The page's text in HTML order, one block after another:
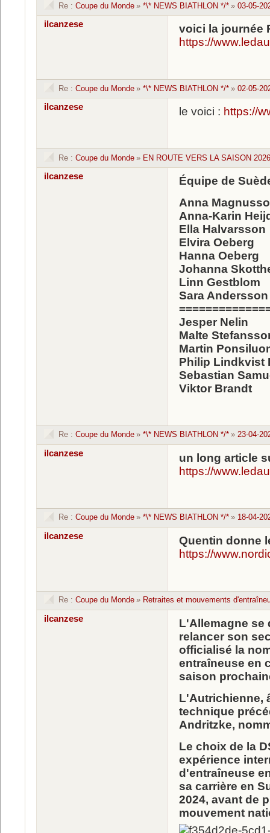
Re : Coupe du Monde » *\* NEWS BIATHLON */* » 03-05-
ilcanzese
voici la journée
https://
Re : Coupe du Monde » *\* NEWS BIATHLON */* » 02-05-
ilcanzese le voici : https://
Re : Coupe du Monde » EN ROUTE VERS LA SAISON
ilcanzese
Équipe de
Anna
Anna-Karin
Ella Halvarsson
Elvira Oeberg
Hanna Oeberg
Johanna
Linn Gestblom
Sara Andersson
Jesper Nelin
Malte
Martin
Philip Lindkvist
Sebastian
Viktor Brandt
Re : Coupe du Monde » *\* NEWS BIATHLON */* » 23-04-
ilcanzese
un long article
https://
Re : Coupe du Monde » *\* NEWS BIATHLON */* » 18-04-
ilcanzese
Quentin donne
https://
Re : Coupe du Monde » Retraites et mouvements
ilcanzese
L'Allemagne se
relancer son
officialisé la
entraîneuse en
saison
L'Autrichienne,
technique
Andritzke,
Le choix de la
expérience
d'entraîneuse
sa carrière en
2024, avant de
mouvement